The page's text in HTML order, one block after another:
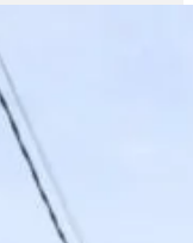
វវិញ្ញាសាគណិតវិទ្យា គឺ
តុតាងបានគ្រប់ជ្រុងជ្រ
មានការបញ្ជាក់ណាមួយថ
លើបណ្ដាញសង្គមនោះគឺ
ន្ថែមទៀត។ យើងក៏រង់
ពអាចកើតឡើងបានក្
តថា ក្នុងដំណាក់កាលនៃ
ក្នុងរបាយការណ៍យើង
អះអាងថារូបថតវិញ្ញ